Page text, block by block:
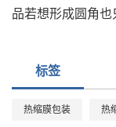
品若想形成圆角也
标签
热缩膜包装 热